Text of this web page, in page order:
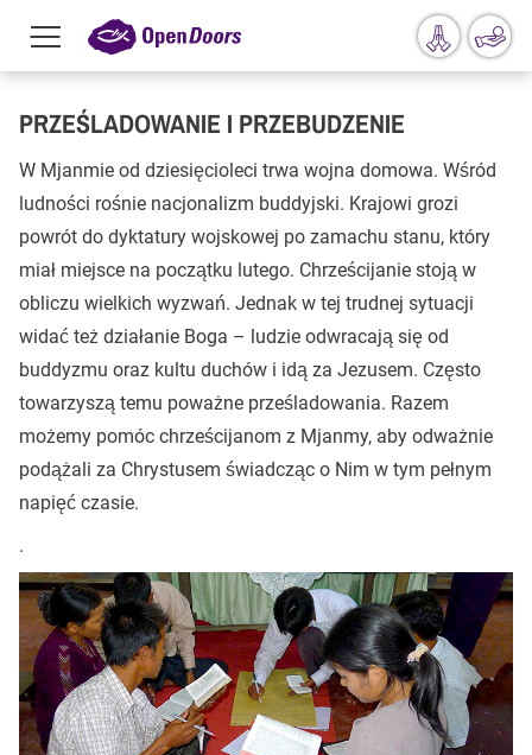
Przejdź do treści
Menu
toggle
PRZEŚLADOWANIE I PRZEBUDZENIE
W Mjanmie od dziesięcioleci trwa wojna domowa. Wśród
ludności rośnie nacjonalizm buddyjski. Krajowi grozi
powrót do dyktatury wojskowej po zamachu stanu, który
miał miejsce na początku lutego. Chrześcijanie stoją w
obliczu wielkich wyzwań. Jednak w tej trudnej sytuacji
widać też działanie Boga – ludzie odwracają się od
buddyzmu oraz kultu duchów i idą za Jezusem. Często
towarzyszą temu poważne prześladowania. Razem
możemy pomóc chrześcijanom z Mjanmy, aby odważnie
podążali za Chrystusem świadcząc o Nim w tym pełnym
napięć czasie.
.